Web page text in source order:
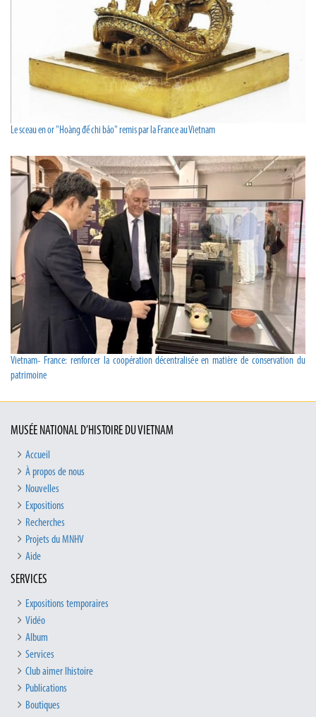
Le sceau en or "Hoàng đế chi bảo" remis par la France au Vietnam
Vietnam- France: renforcer la coopération décentralisée en matière de conservation du
patrimoine
MUSÉE NATIONAL D’HISTOIRE DU VIETNAM
Accueil
À propos de nous
Nouvelles
Expositions
Recherches
Projets du MNHV
Aide
SERVICES
Expositions temporaires
Vidéo
Album
Services
Club aimer lhistoire
Publications
Boutiques